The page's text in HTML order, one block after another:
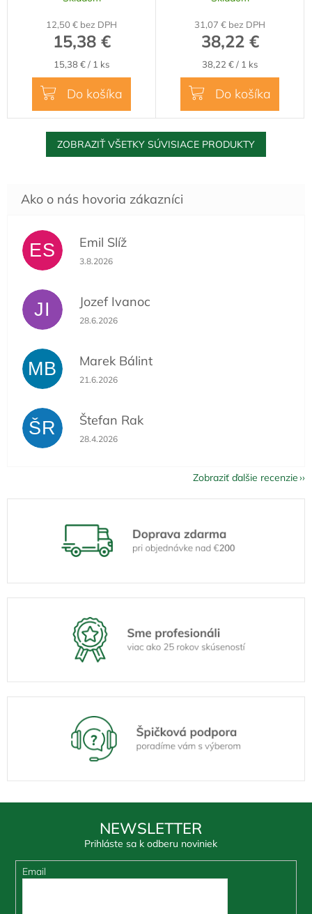
12,50 € bez DPH
15,38 €
Jednotková
cena:
15,38 € / 1 ks
Do košíka
31,07 € bez DPH
38,22 €
Jednotková
cena:
38,22 € / 1 ks
Do košíka
ZOBRAZIŤ VŠETKY SÚVISIACE PRODUKTY
ES Emil Slíž
Hodnotenie obchodu je 5 z 5 hviezdičiek.
3.8.2026
JI Jozef Ivanoc
Hodnotenie obchodu je 5 z 5 hviezdičiek.
28.6.2026
MB Marek Bálint
Hodnotenie obchodu je 5 z 5 hviezdičiek.
21.6.2026
ŠR Štefan Rak
Hodnotenie obchodu je 5 z 5 hviezdičiek.
28.4.2026
Zobraziť ďalšie recenzie
NEWSLETTER
Prihláste sa k odberu noviniek
Email